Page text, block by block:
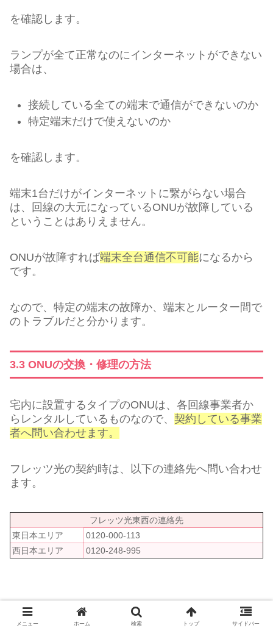
を確認します。
ランプが全て正常なのにインターネットができない
場合は、
接続している全ての端末で通信ができないのか
特定端末だけで使えないのか
を確認します。
端末1台だけがインターネットに繋がらない場合
は、回線の大元になっているONUが故障している
ということはありえません。
ONUが故障すれば端末全台通信不可能になるから
です。
なので、特定の端末の故障か、端末とルーター間で
のトラブルだと分かります。
3.3 ONUの交換・修理の方法
宅内に設置するタイプのONUは、各回線事業者か
らレンタルしているものなので、 契約している事業
者へ問い合わせます。
フレッツ光の契約時は、以下の連絡先へ問い合わせ
ます。
フレッツ光東西の連絡先
東日本エリア
0120-000-113
西日本エリア
0120-248-995
光コラボ回線を契約してる場合は、各光コラボ事業
メニュー ホーム 検索 トップ サイドバー